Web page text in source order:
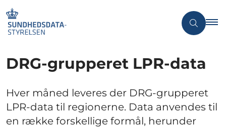
DRG-grupperet LPR-data
Hver måned leveres der DRG-grupperet
LPR-data til regionerne. Data anvendes til
en række forskellige formål, herunder